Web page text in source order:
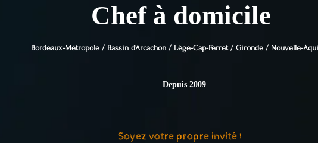
Chef à domicile
Bordeaux-Métropole / Bassin d'Arcachon / Lège-Cap-Ferret / Gironde / Nouvelle-
Depuis 2009
Soyez votre propre invité !